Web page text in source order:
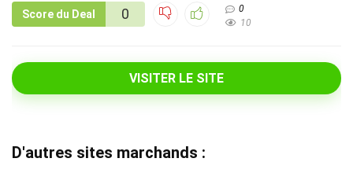
Score du Deal 0
0
10
VISITER LE SITE
D'autres sites marchands :